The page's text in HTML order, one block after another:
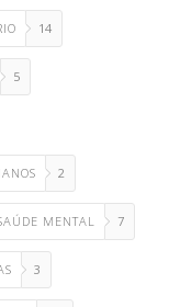
14
5
2
MENTAL 7
3